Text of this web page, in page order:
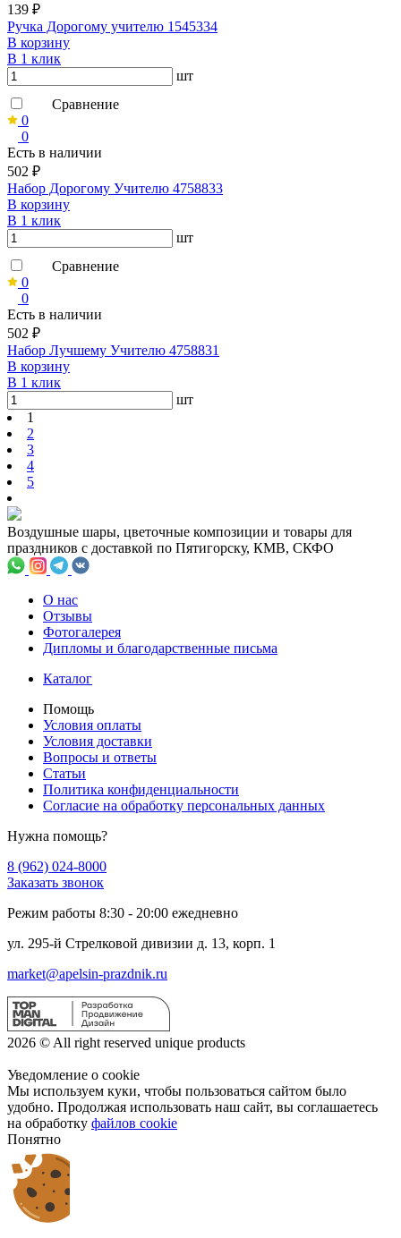
139 ₽
Ручка Дорогому учителю 1545334
В корзину
В 1 клик
шт
Сравнение
0
0
Есть в наличии
502 ₽
Набор Дорогому Учителю 4758833
В корзину
В 1 клик
шт
Сравнение
0
0
Есть в наличии
502 ₽
Набор Лучшему Учителю 4758831
В корзину
В 1 клик
шт
1
2
3
4
5
Воздушные шары, цветочные композиции и товары для
праздников с доставкой по Пятигорску, КМВ, СКФО
О нас
Отзывы
Фотогалерея
Дипломы и благодарственные письма
Каталог
Помощь
Условия оплаты
Условия доставки
Вопросы и ответы
Статьи
Политика конфиденциальности
Cогласие на обработку персональных данных
Нужна помощь?
8 (962) 024-8000
Заказать звонок
Режим работы 8:30 - 20:00 ежедневно
ул. 295-й Стрелковой дивизии д. 13, корп. 1
market@apelsin-prazdnik.ru
2026 © All right reserved unique products
Уведомление о cookie
Мы используем куки, чтобы пользоваться сайтом было
удобно. Продолжая использовать наш сайт, вы соглашаетесь
на обработку файлов cookie
Понятно